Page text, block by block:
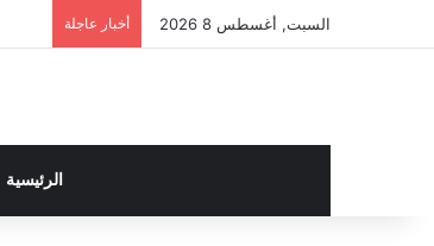
السبت, أغسطس 8 2026 أخبار عاجلة
الرئيسية